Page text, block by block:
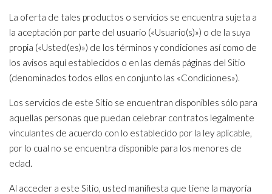
La oferta de tales productos o servicios se encuentra sujeta a
la aceptación por parte del usuario («Usuario(s)») o de la suya
propia («Usted(es)») de los términos y condiciones así como de
los avisos aquí establecidos o en las demás páginas del Sitio
(denominados todos ellos en conjunto las «Condiciones»).
Los servicios de este Sitio se encuentran disponibles sólo para
aquellas personas que puedan celebrar contratos legalmente
vinculantes de acuerdo con lo establecido por la ley aplicable,
por lo cual no se encuentra disponible para los menores de
edad.
Al acceder a este Sitio, usted manifiesta que tiene la mayoría